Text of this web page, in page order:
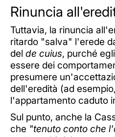
Rinuncia
Tuttavia, la rinuncia
ritardo "salva" l'erede
del de cuius, purché
essere dei
presumere
dell'eredità (ad
l'appartamento caduto
Sul punto, anche la
che "tenuto conto che